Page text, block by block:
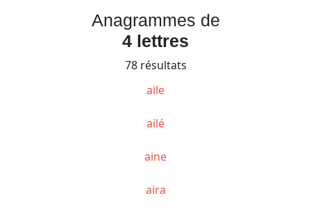
Anagrammes de
4 lettres
78 résultats
aile
ailé
aine
aira